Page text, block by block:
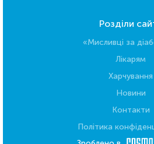
Розділи
«Мисливці за
Лікарям
Харчування
Новини
Контакти
Політика